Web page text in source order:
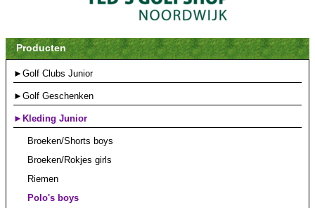
Producten
►Golf Clubs Junior
►Golf Geschenken
►Kleding Junior
Broeken/Shorts boys
Broeken/Rokjes girls
Riemen
Polo's boys